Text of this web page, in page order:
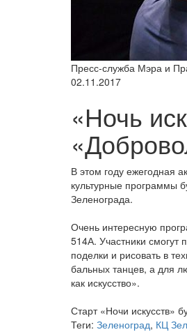
Пресс-служба Мэра и
02.11.2017
«Ночь
В этом году ежегодная
культурные программы
Зеленограда.
Очень интересную
514А. Участники смогут
поделки и рисовать в
бальных танцев, а для
как искусство».
Старт «Ночи искусств»
Теги: Зеленоград, КЦ